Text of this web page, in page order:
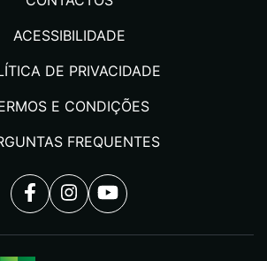
ACESSIBILIDADE
DE PRIVACIDADE
E CONDIÇÕES
FREQUENTES